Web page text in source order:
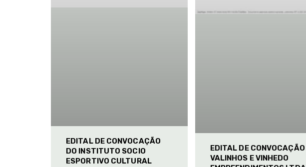
EDITAL DE CONVOCAÇÃO
DO INSTITUTO SOCIO
ESPORTIVO CULTURAL
EDITAL DE CONVOCAÇÃO
VALINHOS E VINHEDO